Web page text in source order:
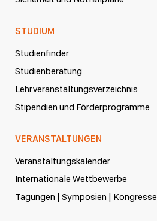
STUDIUM
Studienfinder
Studienberatung
Lehrveranstaltungsverzeichnis
Stipendien und Förderprogramme
VERANSTALTUNGEN
Veranstaltungskalender
Internationale Wettbewerbe
Tagungen | Symposien | Kongresse